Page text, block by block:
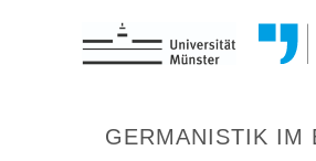
GERMANISTIK IM